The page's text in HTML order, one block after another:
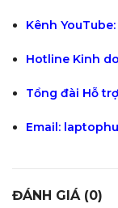
Kênh YouTube:
Hotline Kinh
Tổng đài Hỗ
Email:
ĐÁNH GIÁ (0)